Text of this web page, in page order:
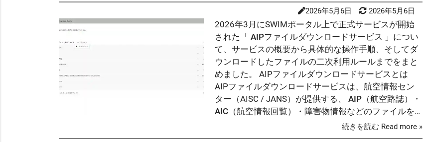
2026年5月6日 2026年5月6日
2026年3月にSWIMポータル上で正式サービスが開始
された「 AIPファイルダウンロードサービス 」につい
て、サービスの概要から具体的な操作手順、そしてダ
ウンロードしたファイルの二次利用ルールまでをまと
めました。 AIPファイルダウンロードサービスとは
AIPファイルダウンロードサービスは、航空情報セン
ター（AISC / JANS）が提供する、
AIP（航空路誌）・
AIC（航空情報回覧）・障害物情報などのファイルを
ブラウザから直接参照・ダウンロードできるWebサー
ビスです。 SWIMポータル（
続きを読む Read more »